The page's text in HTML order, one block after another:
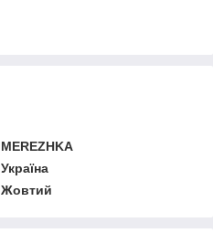
MEREZHKA
Україна
Жовтий